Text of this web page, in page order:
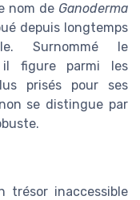
nom de Ganoderma
depuis longtemps
Surnommé le
il figure parmi les
prisés pour ses
se distingue par
trésor inaccessible